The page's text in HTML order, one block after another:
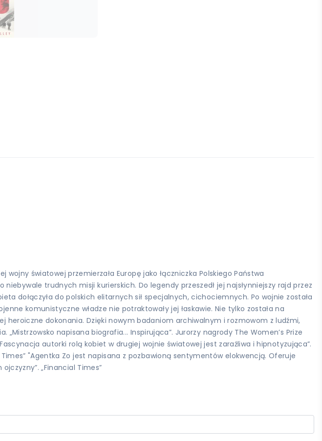
wojny światowej przemierzała Europę jako łączniczka Polskiego Państwa
trudnych misji kurierskich. Do legendy przeszedł jej najsłynniejszy rajd przez
dołączyła do polskich elitarnych sił specjalnych, cichociemnych. Po wojnie została
komunistyczne władze nie potraktowały jej łaskawie. Nie tylko została na
heroiczne dokonania. Dzięki nowym badaniom archiwalnym i rozmowom z ludźmi,
napisana biografia... Inspirująca”. Jurorzy nagrody The Women’s Prize
autorki rolą kobiet w drugiej wojnie światowej jest zaraźliwa i hipnotyzująca”.
"Agentka Zo jest napisana z pozbawioną sentymentów elokwencją. Oferuje
„Financial Times”